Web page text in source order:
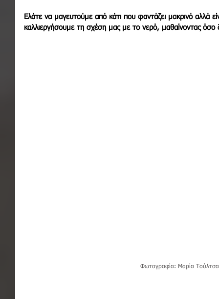
Ελάτε να μαγευτούμε από κάτι που φαντάζει μακρινό αλλά
καλλιεργήσουμε τη σχέση μας με το νερό, μαθαίνοντας όσο
Φωτογραφία: Μαρία Τούλτσα